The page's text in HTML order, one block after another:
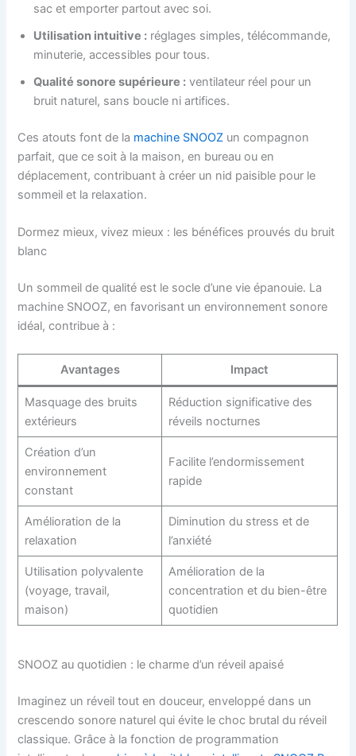
sac et emporter partout avec soi.
Utilisation intuitive : réglages simples, télécommande,
minuterie, accessibles pour tous.
Qualité sonore supérieure : ventilateur réel pour un
bruit naturel, sans boucle ni artifices.
Ces atouts font de la machine SNOOZ un compagnon
parfait, que ce soit à la maison, en bureau ou en
déplacement, contribuant à créer un nid paisible pour le
sommeil et la relaxation.
Dormez mieux, vivez mieux : les bénéfices prouvés du bruit
blanc
Un sommeil de qualité est le socle d’une vie épanouie. La
machine SNOOZ, en favorisant un environnement sonore
idéal, contribue à :
Avantages Impact
Masquage des bruits
extérieurs
Réduction significative des
réveils nocturnes
Création d’un
environnement
constant
Facilite l’endormissement
rapide
Amélioration de la
relaxation
Diminution du stress et de
l’anxiété
Utilisation polyvalente
(voyage, travail,
maison)
Amélioration de la
concentration et du bien-être
quotidien
SNOOZ au quotidien : le charme d’un réveil apaisé
Imaginez un réveil tout en douceur, enveloppé dans un
crescendo sonore naturel qui évite le choc brutal du réveil
classique. Grâce à la fonction de programmation